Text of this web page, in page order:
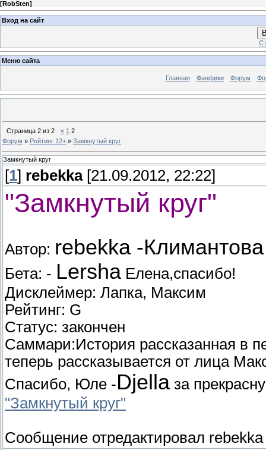
[RobSten]
Вход на сайт
Меню сайта
Главная Фанфики Форум
Страница 2 из 2 « 1 2
Форум » Рейтинг 12+ » Замкнутый круг
Замкнутый круг
[1] rebekka[21.09.2012, 22:22]
"Замкнутый круг"
Автор: rebekka -
Бета: - Lersha Елена,спасибо!
Дисклеймер: Лапка, Максим
Рейтинг: G
Статус: закончен
Саммари:История рассказанная в
теперь рассказывается от лица
Спасибо, Юле -Djella за
"Замкнутый круг"
Сообщение отредактировал rebekka